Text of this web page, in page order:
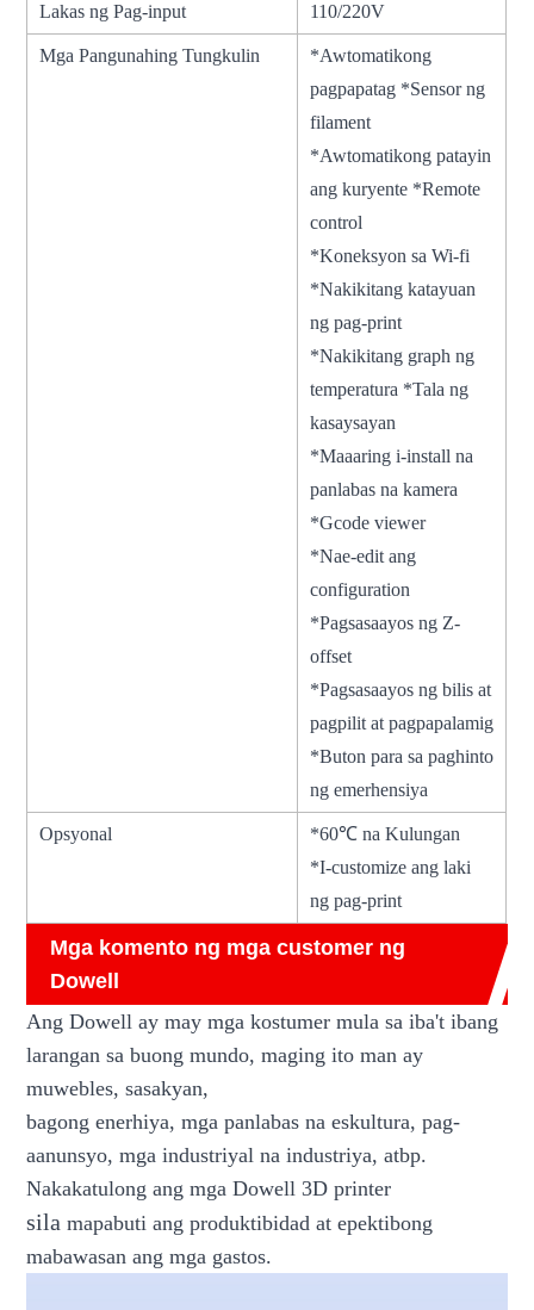
Lakas ng Pag-input 110/220V
Mga Pangunahing Tungkulin
*Awtomatikong
pagpapatag *Sensor ng
filament
*Awtomatikong patayin
ang kuryente *Remote
control
*Koneksyon sa Wi-fi
*Nakikitang katayuan
ng pag-print
*Nakikitang graph ng
temperatura *Tala ng
kasaysayan
*Maaaring i-install na
panlabas na kamera
*Gcode viewer
*Nae-edit ang
configuration
*Pagsasaayos ng Z-
offset
*Pagsasaayos ng bilis at
pagpilit at pagpapalamig
*Buton para sa paghinto
ng emerhensiya
Opsyonal
*60℃ na Kulungan
*I-customize ang laki
ng pag-print
Mga komento ng mga customer ng
Dowell
Ang Dowell ay may mga kostumer mula sa iba't ibang
larangan sa buong mundo, maging ito man ay
muwebles, sasakyan,
bagong enerhiya, mga panlabas na eskultura, pag-
aanunsyo, mga industriyal na industriya, atbp.
Nakakatulong ang mga Dowell 3D printer
silamapabuti ang produktibidad at epektibong
mabawasan ang mga gastos.